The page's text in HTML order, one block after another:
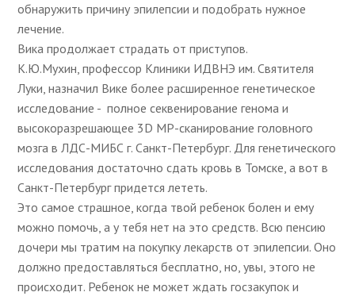
обнаружить причину эпилепсии и подобрать нужное
лечение.
Вика продолжает страдать от приступов.
К.Ю.Мухин, профессор Клиники ИДВНЭ им. Святителя
Луки, назначил Вике более расширенное генетическое
исследование - полное секвенирование генома и
высокоразрешающее 3D МР-сканирование головного
мозга в ЛДС-МИБС г. Санкт-Петербург. Для генетического
исследования достаточно сдать кровь в Томске, а вот в
Санкт-Петербург придется лететь.
Это самое страшное, когда твой ребенок болен и ему
можно помочь, а у тебя нет на это средств. Всю пенсию
дочери мы тратим на покупку лекарств от эпилепсии. Оно
должно предоставляться бесплатно, но, увы, этого не
происходит. Ребенок не может ждать госзакупок и